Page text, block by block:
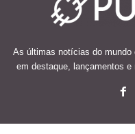
As últimas notícias do
em destaque, lançamentos